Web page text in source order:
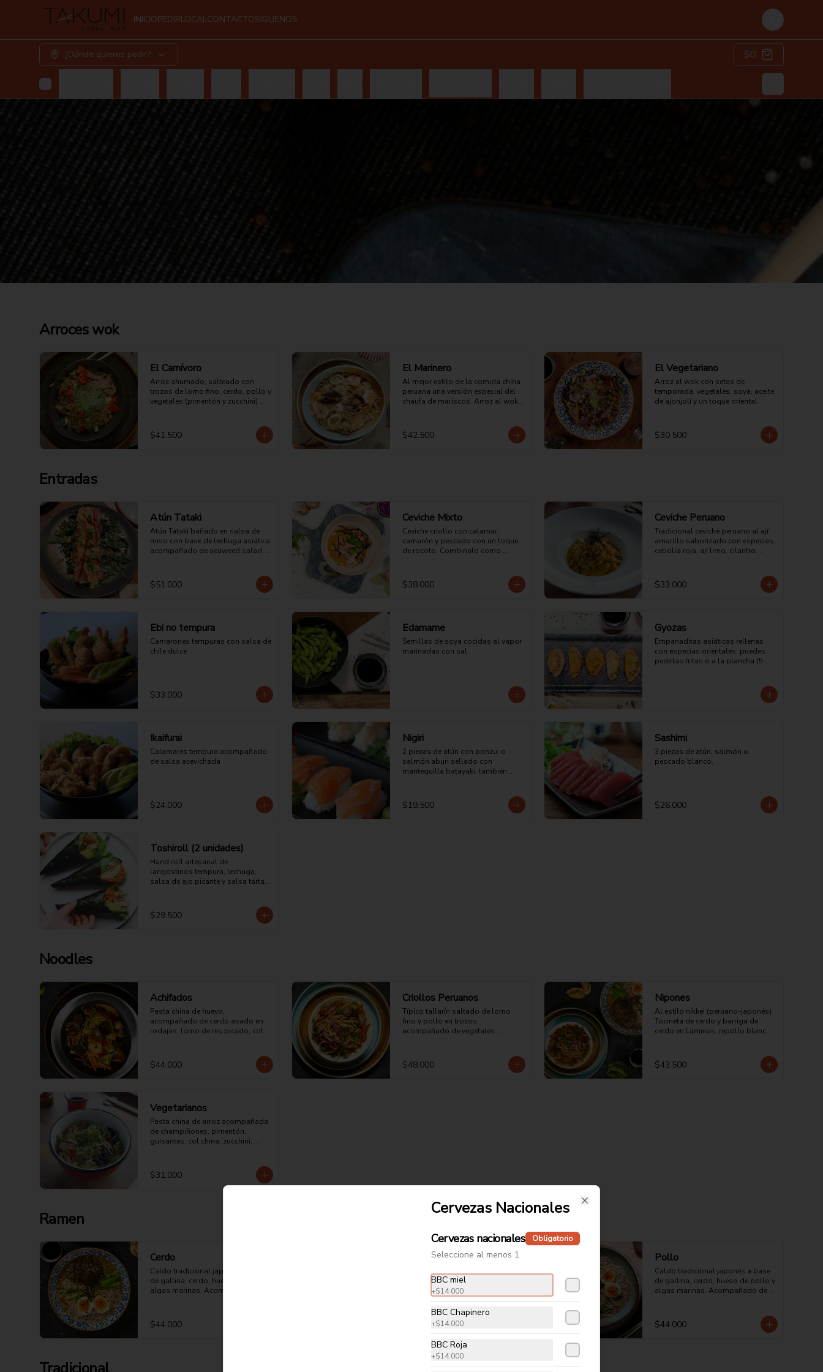
INICIOPEDIRLOCALCONTACTOSÍGUENOS Login
¿Dónde quieres pedir? $0
Arroces wok
El Carnívoro
Arroz ahumado, salteado con
trozos de lomo fino, cerdo, pollo y
vegetales (pimentón y zucchini)
ligeramente picante, soya y salsa
de ostras.
$41.500
El Marinero
Al mejor estilo de la comida china
peruana una versión especial del
chaufa de mariscos. Arroz al wok
salsa oriental, tortilla de huevo y
un toque de ciboulette.
$42.500
El Vegetariano
Arroz al wok con setas de
temporada, vegetales, soya, aceite
de ajonjolí y un toque oriental.
$30.500
Entradas
Atún Tataki
Atún Tataki bañado en salsa de
miso con base de lechuga asiática
acompañado de seaweed salad,
$51.000
Ceviche Mixto
Ceviche criollo con calamar,
camarón y pescado con un toque
de rocoto. Combinalo como
$38.000
Ceviche Peruano
Tradicional ceviche peruano al ají
amarillo saborizado con especias,
cebolla roja, ají limo, cilantro.
$33.000
Ebi no tempura
Camarones tempuras con salsa de
chile dulce
$33.000
Edamame
Semillas de soya cocidas al vapor
marinadas con sal.
Gyozas
Empanaditas asiáticas rellenas
con especias orientales, puedes
pedirlas fritas o a la plancha (5
Ikaifurai
Calamares tempura acompañado
de salsa acevichada
$24.000
Nigiri
2 piezas de atún con ponzu  o
salmón aburi sellado con
mantequilla batayaki. también
$19.500
Sashimi
3 piezas de atún, salmón o
pescado blanco.
$26.000
Toshiroll (2 unidades)
Hand roll artesanal de
langostinos tempura, lechuga,
salsa de ajo picante y salsa tártara
$29.500
Noodles
Achifados
Pasta china de huevo,
acompañado de cerdo asado en
rodajas, lomo de res picado, cola
morada ,zucchini, pimentón, col
china, salsa de ostras y soya.
$44.000
Criollos Peruanos
Típico tallarín saltado de lomo
fino y pollo en trozos,
acompañado de vegetales
vinagre de frutas, aceite de
sésamo, salsa de ostras, cilantro
$48.000
Nipones
Al estilo nikkei (peruano-japonés)
Tocineta de cerdo y barriga de
cerdo en Láminas, repollo blanco,
salsa tonkatsu, katsuobushi,
semillas de sésamo negro,
$43.500
Vegetarianos
Pasta china de arroz acompañada
de champiñones, pimentón,
guisantes, col china, zucchini,
$31.000
Ramen
Cerdo
Caldo tradicional japonés a base
de gallina, cerdo, hueso de pollo y
algas marinas. Acompañado de
$44.000
Langostinos
de gallina, cerdo, hueso de pollo y
algas marinas. Acompañado de
pasta japonesa con langostinos
en masa tempura crocante.
$44.000
Pollo
Caldo tradicional japonés a base
de gallina, cerdo, hueso de pollo y
algas marinas. Acompañado de
$44.000
Cervezas Nacionales
Cervezas nacionales Obligatorio
Seleccione al menos 1
BBC miel
+$14.000
BBC Chapinero
+$14.000
BBC Roja
+$14.000